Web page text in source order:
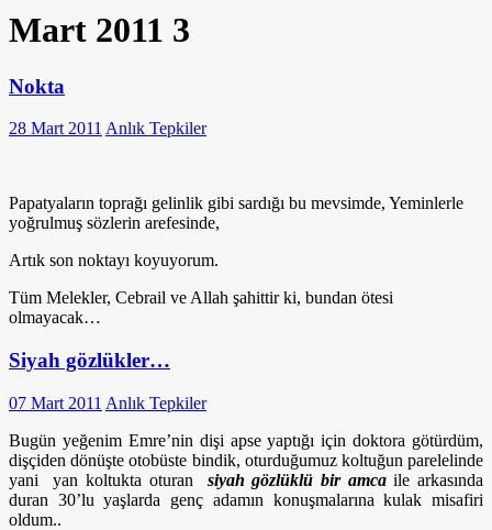
Mart 2011 3
Nokta
28 Mart 2011 Anlık Tepkiler
Papatyaların toprağı gelinlik gibi sardığı bu mevsimde, Yeminlerle
yoğrulmuş sözlerin arefesinde,
Artık son noktayı koyuyorum.
Tüm Melekler, Cebrail ve Allah şahittir ki, bundan ötesi
olmayacak…
Siyah gözlükler…
07 Mart 2011 Anlık Tepkiler
Bugün yeğenim Emre’nin dişi apse yaptığı için doktora götürdüm,
dişçiden dönüşte otobüste bindik, oturduğumuz koltuğun parelelinde
yani yan koltukta oturan siyah gözlüklü bir amcaile arkasında
duran 30’lu yaşlarda genç adamın konuşmalarına kulak misafiri
oldum..